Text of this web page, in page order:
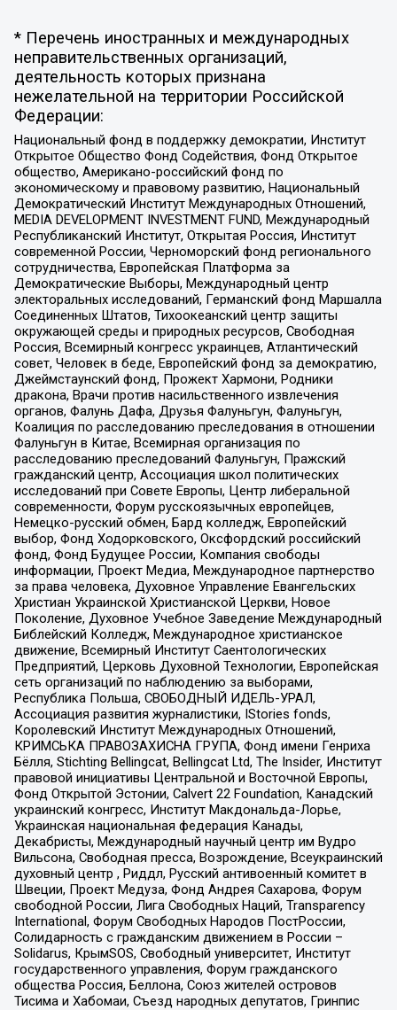
* Перечень иностранных и международных
неправительственных организаций,
деятельность которых признана
нежелательной на территории Российской
Федерации:
Национальный фонд в поддержку демократии, Институт
Открытое Общество Фонд Содействия, Фонд Открытое
общество, Американо-российский фонд по
экономическому и правовому развитию, Национальный
Демократический Институт Международных Отношений,
MEDIA DEVELOPMENT INVESTMENT FUND, Международный
Республиканский Институт, Открытая Россия, Институт
современной России, Черноморский фонд регионального
сотрудничества, Европейская Платформа за
Демократические Выборы, Международный центр
электоральных исследований, Германский фонд Маршалла
Соединенных Штатов, Тихоокеанский центр защиты
окружающей среды и природных ресурсов, Свободная
Россия, Всемирный конгресс украинцев, Атлантический
совет, Человек в беде, Европейский фонд за демократию,
Джеймстаунский фонд, Прожект Хармони, Родники
дракона, Врачи против насильственного извлечения
органов, Фалунь Дафа, Друзья Фалуньгун, Фалуньгун,
Коалиция по расследованию преследования в отношении
Фалуньгун в Китае, Всемирная организация по
расследованию преследований Фалуньгун, Пражский
гражданский центр, Ассоциация школ политических
исследований при Совете Европы, Центр либеральной
современности, Форум русскоязычных европейцев,
Немецко-русский обмен, Бард колледж, Европейский
выбор, Фонд Ходорковского, Оксфордский российский
фонд, Фонд Будущее России, Компания свободы
информации, Проект Медиа, Международное партнерство
за права человека, Духовное Управление Евангельских
Христиан Украинской Христианской Церкви, Новое
Поколение, Духовное Учебное Заведение Международный
Библейский Колледж, Международное христианское
движение, Всемирный Институт Саентологических
Предприятий, Церковь Духовной Технологии, Европейская
сеть организаций по наблюдению за выборами,
Республика Польша, СВОБОДНЫЙ ИДЕЛЬ-УРАЛ,
Ассоциация развития журналистики, IStories fonds,
Королевский Институт Международных Отношений,
КРИМСЬКА ПРАВОЗАХИСНА ГРУПА, Фонд имени Генриха
Бёлля, Stichting Bellingcat, Bellingcat Ltd, The Insider, Институт
правовой инициативы Центральной и Восточной Европы,
Фонд Открытой Эстонии, Calvert 22 Foundation, Канадский
украинский конгресс, Институт Макдональда-Лорье,
Украинская национальная федерация Канады,
Декабристы, Международный научный центр им Вудро
Вильсона, Свободная пресса, Возрождение, Всеукраинский
духовный центр , Риддл, Русский антивоенный комитет в
Швеции, Проект Медуза, Фонд Андрея Сахарова, Форум
свободной России, Лига Свободных Наций, Transparеncy
International, Форум Свободных Народов ПостРоссии,
Солидарность с гражданским движением в России –
Solidarus, КрымSOS, Свободный университет, Институт
государственного управления, Форум гражданского
общества Россия, Беллона, Союз жителей островов
Тисима и Хабомаи, Съезд народных депутатов, Гринпис